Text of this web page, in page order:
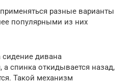
разные варианты
популярными из них
сидение дивана
а спинка откидывается назад,
Такой механизм